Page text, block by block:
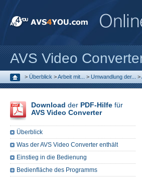
AVS Video
> Überblick >Arbeit mit... > Umwandlung der... >
Download der PDF-Hilfe für
AVS Video Converter
Überblick
Was der AVS Video Converter enthält
Einstieg in die Bedienung
Bedienfläche des Programms